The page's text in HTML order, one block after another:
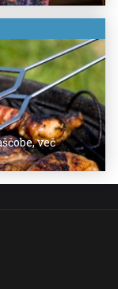
več